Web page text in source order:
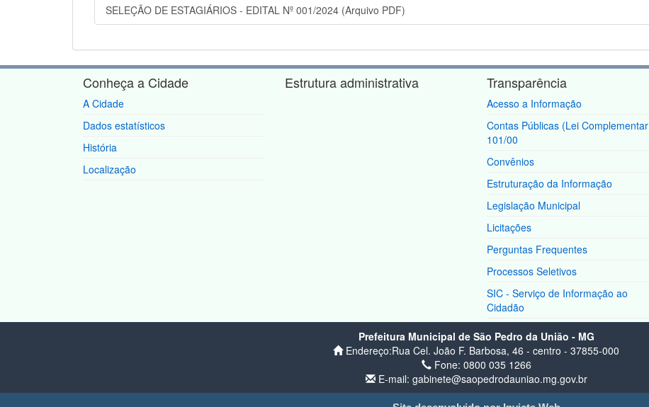
SELEÇÃO DE ESTAGIÁRIOS - EDITAL Nº 001/2024 (Arquivo PDF)
Conheça a Cidade
A Cidade
Dados estatísticos
História
Localização
Estrutura administrativa Transparência
Acesso a Informação
Contas Públicas (Lei Complementar
101/00
Convênios
Estruturação da Informação
Legislação Municipal
Licitações
Perguntas Frequentes
Processos Seletivos
SIC - Serviço de Informação ao
Cidadão
Prefeitura Municipal de São Pedro da União - MG
Endereço:Rua Cel. João F. Barbosa, 46 - centro - 37855-000
Fone: 0800 035 1266
E-mail: gabinete@saopedrodauniao.mg.gov.br